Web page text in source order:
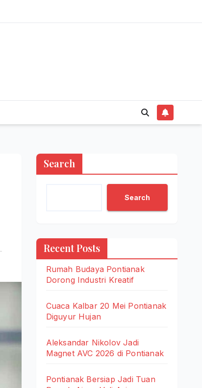
Search
Search
Recent Posts
Rumah Budaya Pontianak
Dorong Industri Kreatif
Cuaca Kalbar 20 Mei Pontianak
Diguyur Hujan
Aleksandar Nikolov Jadi
Magnet AVC 2026 di Pontianak
Pontianak Bersiap Jadi Tuan